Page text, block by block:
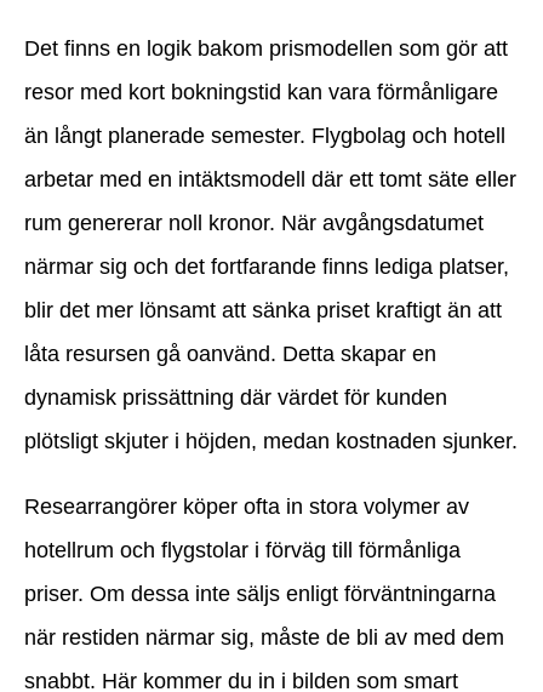
Det finns en logik bakom prismodellen som gör att
resor med kort bokningstid kan vara förmånligare
än långt planerade semester. Flygbolag och hotell
arbetar med en intäktsmodell där ett tomt säte eller
rum genererar noll kronor. När avgångsdatumet
närmar sig och det fortfarande finns lediga platser,
blir det mer lönsamt att sänka priset kraftigt än att
låta resursen gå oanvänd. Detta skapar en
dynamisk prissättning där värdet för kunden
plötsligt skjuter i höjden, medan kostnaden sjunker.
Researrangörer köper ofta in stora volymer av
hotellrum och flygstolar i förväg till förmånliga
priser. Om dessa inte säljs enligt förväntningarna
när restiden närmar sig, måste de bli av med dem
snabbt. Här kommer du in i bilden som smart